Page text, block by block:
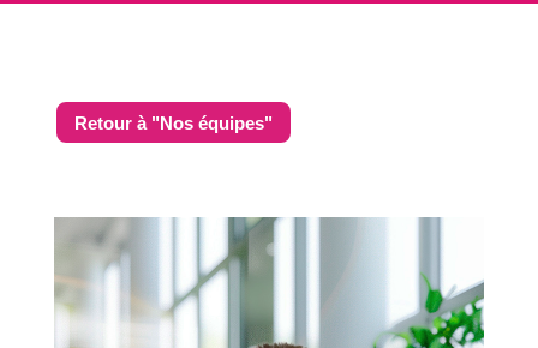
Retour à "Nos équipes"